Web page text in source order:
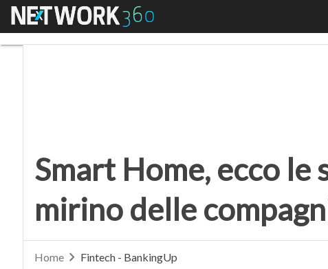
Menu
Smart Home, ecco
mirino delle
Home Fintech - BankingUp